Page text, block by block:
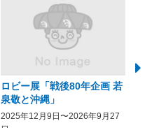
ロビー展「戦後80年企画 若
泉敬と沖縄」
2025年12月9日〜2026年9月27